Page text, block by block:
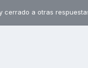
cerrado a otras